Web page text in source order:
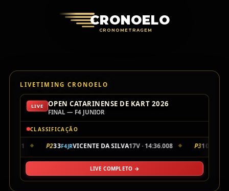
CRONOELO
CRONOMETRAGEM
LIVETIMING CRONOELO
LIVE OPEN CATARINENSE DE KART 2026
FINAL — F4 JUNIOR
CLASSIFICAÇÃO
◆ P233F4JRVICENTE DA SILVA17V · 14:36.008 ◆ P310F4JR
LIVE COMPLETO →